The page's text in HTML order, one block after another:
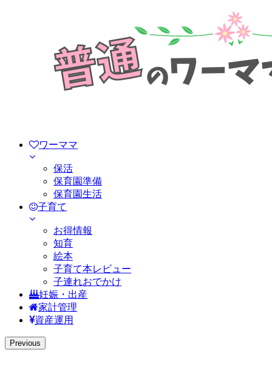
ワーママ
保活
保育園準備
保育園生活
子育て
お得情報
知育
絵本
子育て本レビュー
子連れおでかけ
妊娠・出産
家計管理
資産運用
Previous